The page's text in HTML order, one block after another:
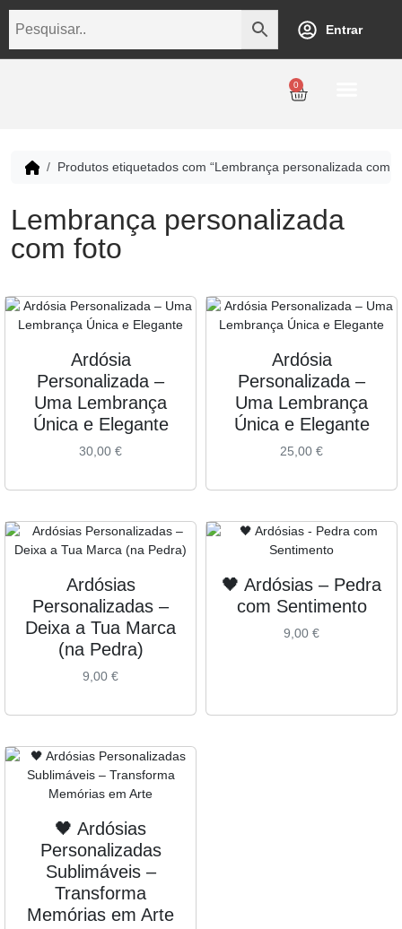
Entrar
0
Produtos etiquetados com “Lembrança personalizada com
Lembrança personalizada
com foto
Ardósia
Personalizada –
Uma Lembrança
Única e Elegante
30,00 €
Ardósia
Personalizada –
Uma Lembrança
Única e Elegante
25,00 €
Ardósias
Personalizadas –
Deixa a Tua Marca
(na Pedra)
9,00 €
🖤 Ardósias – Pedra
com Sentimento
9,00 €
🖤 Ardósias
Personalizadas
Sublimáveis –
Transforma
Memórias em Arte